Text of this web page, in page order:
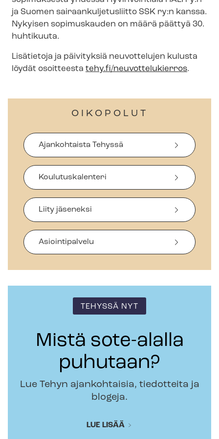
ja Suomen sai­raan­kul­je­tus­liit­to SSK ry:n kanssa.
Nykyisen sopimuskauden on määrä päättyä 30.
huhtikuuta.
Lisätietoja ja päivityksiä neuvottelujen kulusta
löydät osoitteesta tehy.fi/neuvottelukierros.
OIKOPOLUT
Ajankohtaista Tehyssä
Koulutuskalenteri
Liity jäseneksi
Asiointipalvelu
TEHYSSÄ NYT
Mistä sote-alalla
puhutaan?
Lue Tehyn ajankohtaisia, tiedotteita ja
blogeja.
LUE LISÄÄ